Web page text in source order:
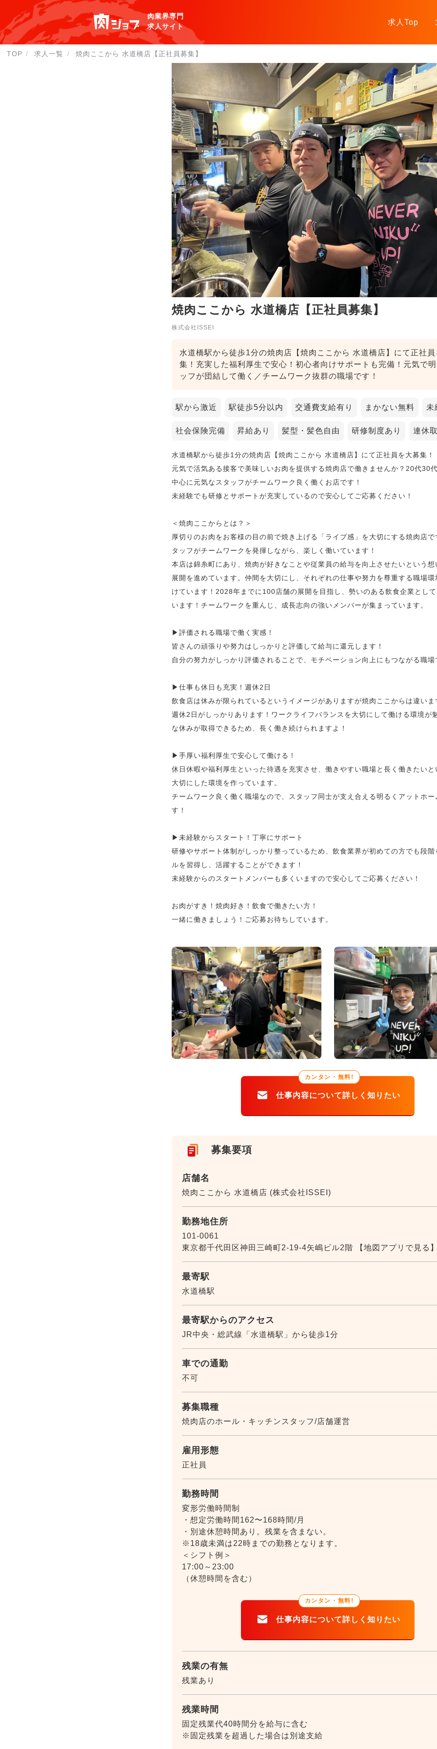
肉業界専門
求人サイト
求人Top
TOP 求人一覧 焼肉ここから 水道橋店【正社員募集】
焼肉ここから 水道橋店【正社員募集】
株式会社ISSEI
水道橋駅から徒歩1分の焼肉店【焼肉ここから 水道橋店】にて正社
集！充実した福利厚生で安心！初心者向けサポートも完備！元気で
ッフが団結して働く／チームワーク抜群の職場です！
駅から激近 駅徒歩5分以内 交通費支給有り まかない無料 未
社会保険完備 昇給あり 髪型・髪色自由 研修制度あり 連休
水道橋駅から徒歩1分の焼肉店【焼肉ここから 水道橋店】にて正社員を大募集！
元気で活気ある接客で美味しいお肉を提供する焼肉店で働きませんか？20代30
中心に元気なスタッフがチームワーク良く働くお店です！
未経験でも研修とサポートが充実しているので安心してご応募ください！
＜焼肉ここからとは？＞
厚切りのお肉をお客様の目の前で焼き上げる「ライブ感」を大切にする焼肉店
タッフがチームワークを発揮しながら、楽しく働いています！
本店は錦糸町にあり、焼肉が好きなことや従業員の給与を向上させたいという
展開を進めています。仲間を大切にし、それぞれの仕事や努力を尊重する職場
けています！2028年までに100店舗の展開を目指し、勢いのある飲食企業とし
います！チームワークを重んじ、成長志向の強いメンバーが集まっています。
▶︎評価される職場で働く実感！
皆さんの頑張りや努力はしっかりと評価して給与に還元します！
自分の努力がしっかり評価されることで、モチベーション向上にもつながる職場
▶︎仕事も休日も充実！週休2日
飲食店は休みが限られているというイメージがありますが焼肉ここからは違いま
週休2日がしっかりあります！ワークライフバランスを大切にして働ける環境が
な休みが取得できるため、長く働き続けられますよ！
▶︎手厚い福利厚生で安心して働ける！
休日休暇や福利厚生といった待遇を充実させ、働きやすい職場と長く働きたい
大切にした環境を作っています。
チームワーク良く働く職場なので、スタッフ同士が支え合える明るくアットホ
す！
▶︎未経験からスタート！丁寧にサポート
研修やサポート体制がしっかり整っているため、飲食業界が初めての方でも段
ルを習得し、活躍することができます！
未経験からのスタートメンバーも多くいますので安心してご応募ください！
お肉がすき！焼肉好き！飲食で働きたい方！
一緒に働きましょう！ご応募お待ちしています。
カンタン・無料!
募集要項
店舗名
焼肉ここから 水道橋店 (株式会社ISSEI)
勤務地住所
101-0061
東京都千代田区神田三崎町2-19-4矢嶋ビル2階
【地図アプリで見る
最寄駅
水道橋駅
最寄駅からのアクセス
JR中央・総武線「水道橋駅」から徒歩1分
車での通勤
不可
募集職種
焼肉店のホール・キッチンスタッフ/店舗運営
雇用形態
正社員
勤務時間
変形労働時間制
・想定労働時間162〜168時間/月
・別途休憩時間あり。残業を含まない。
※18歳未満は22時までの勤務となります。
＜シフト例＞
17:00～23:00
（休憩時間を含む）
カンタン・無料!
残業の有無
残業あり
残業時間
固定残業代40時間分を給与に含む
※固定残業を超過した場合は別途支給